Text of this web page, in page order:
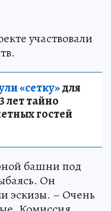
участвовали
«сетку»для
лет тайно
гостей
башни под
Он
эскизы. – Очень